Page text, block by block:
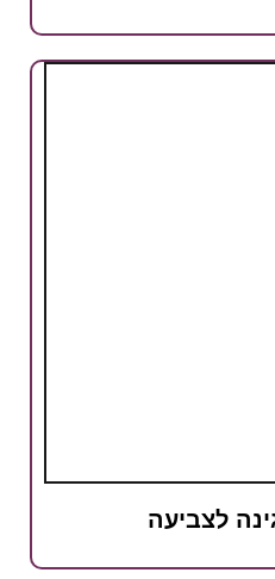
לצביעה